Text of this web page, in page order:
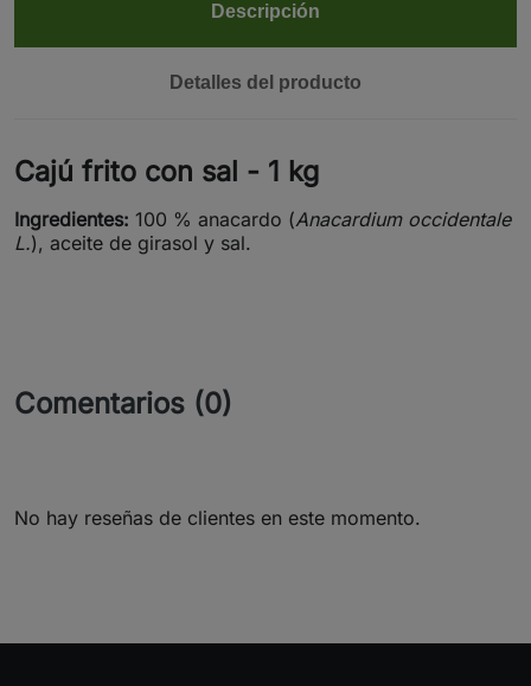
Descripción
Detalles del producto
Cajú frito con sal - 1 kg
Ingredientes: 100 % anacardo (Anacardium occidentale
L.), aceite de girasol y sal.
Comentarios (0)
No hay reseñas de clientes en este momento.